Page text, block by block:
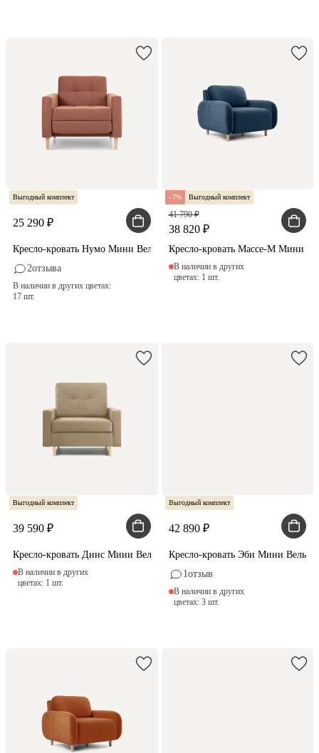
Выгодный комплект
25 290
Кресло-кровать Нумо Мини Велюр Терракотовый
2отзыва
В наличии в других цветах:
17 шт.
7 Выгодный комплект
38 820
41 790
Кресло-кровать Массе-М Мини
В наличии в других
цветах: 1 шт.
Выгодный комплект
39 590
Кресло-кровать Динс Мини Велюр Бежевый
В наличии в других
цветах: 1 шт.
Выгодный комплект
42 890
Кресло-кровать Эби Мини
1отзыв
В наличии в других
цветах: 3 шт.